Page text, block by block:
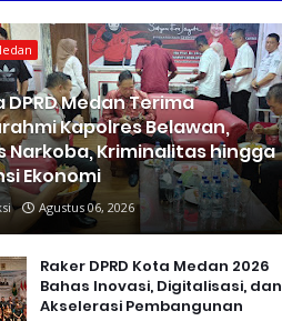
DPRD Medan Terima
Kapolres Belawan,
Narkoba, Kriminalitas hingga
Ekonomi
Agustus 06, 2026
Raker DPRD Kota Medan 2026
Bahas Inovasi, Digitalisasi, dan
Akselerasi Pembangunan